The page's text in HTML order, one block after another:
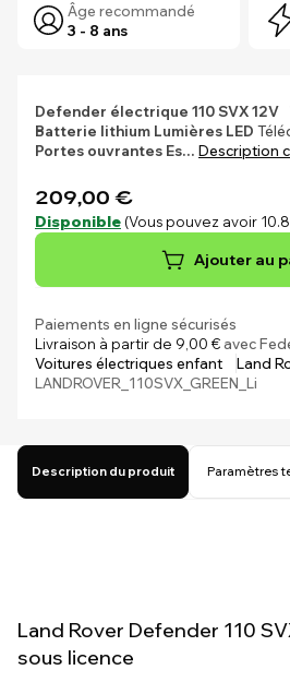
Âge recommandé
3 - 8 ans
Defender électrique 110 SVX 12V
Batterie lithium Lumières LED
Portes ouvrantes Es… Description
209,00 €
Disponible (Vous pouvez avoir
Ajouter au
Paiements en ligne sécurisés
Livraison à partir de 9,00 €avec
Voitures électriques enfant
Land
LANDROVER_110SVX_GREEN_Li
Description du produit Paramètres
Land Rover Defender 110
sous licence